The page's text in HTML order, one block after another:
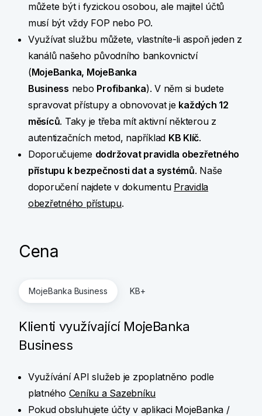
můžete být i fyzickou osobou, ale majitel účtů
musí být vždy FOP nebo PO.
Využívat službu můžete, vlastníte-li aspoň jeden z
kanálů našeho původního bankovnictví
(MojeBanka, MojeBanka
Business nebo Profibanka). Vněm si budete
spravovat přístupy aobnovovat je každých 12
měsíců. Taky je třeba mít aktivní některou z
autentizačních metod, například KB Klíč.
Doporučujeme dodržovat pravidla obezřetného
přístupu k bezpečnosti dat a systémů. Naše
doporučení najdete v dokumentu Pravidla
obezřetného přístupu.
Cena
MojeBanka Business KB+
Klienti využívající MojeBanka
Business
Využívání API služeb je zpoplatněno podle
platného Ceníku a Sazebníku
Pokud obsluhujete účty v aplikaci MojeBanka /